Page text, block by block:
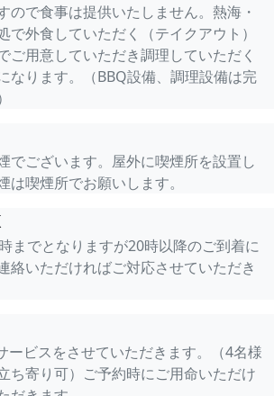
ので食事は提供いたしません。熱海・
で外食していただく（テイクアウト）
ご用意していただき調理していただく
なります。（BBQ設備、調理設備は完
でございます。屋外に喫煙所を設置し
は喫煙所でお願いします。
までとなりますが20時以降のご到着に
絡いただければご対応させていただき
ービスをさせていただきます。（4名様
ち寄り可）ご予約時にご用命いただけ